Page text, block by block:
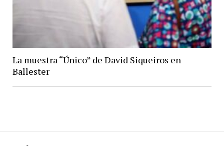
La muestra “Único” de David Siqueiros en
Ballester